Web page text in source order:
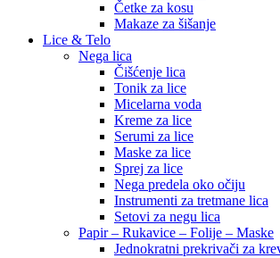
Četke za kosu
Makaze za šišanje
Lice & Telo
Nega lica
Čišćenje lica
Tonik za lice
Micelarna voda
Kreme za lice
Serumi za lice
Maske za lice
Sprej za lice
Nega predela oko očiju
Instrumenti za tretmane lica
Setovi za negu lica
Papir – Rukavice – Folije – Maske
Jednokratni prekrivači za